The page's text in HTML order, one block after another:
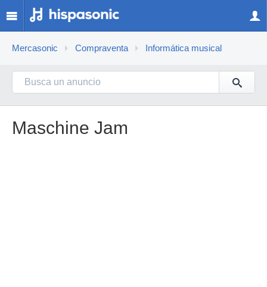
Mercasonic Compraventa Informática musical
Maschine Jam